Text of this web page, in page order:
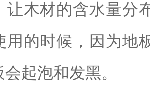
让木材的含水量分
用的时候，因为地
起泡和发黑。